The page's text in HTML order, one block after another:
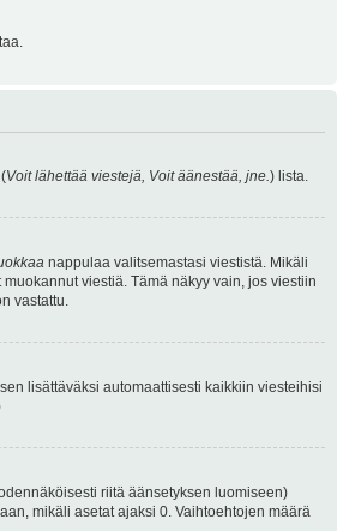
Voit lähettää viestejä, Voit äänestää, jne.) lista.
nappulaa valitsemastasi viestistä. Mikäli
viestiä. Tämä näkyy vain, jos viestiin
vastattu.
lisättäväksi automaattisesti kaikkiin viesteihisi
riitä äänsetyksen luomiseen)
mikäli asetat ajaksi 0. Vaihtoehtojen määrä